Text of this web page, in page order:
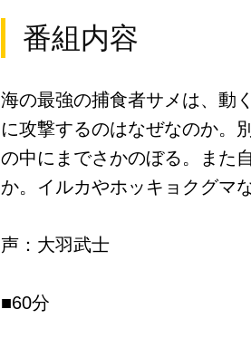
番組内容
海の最強の捕食者サメは、動
に攻撃するのはなぜなのか。
の中にまでさかのぼる。また
か。イルカやホッキョクグマ
声：大羽武士
■60分